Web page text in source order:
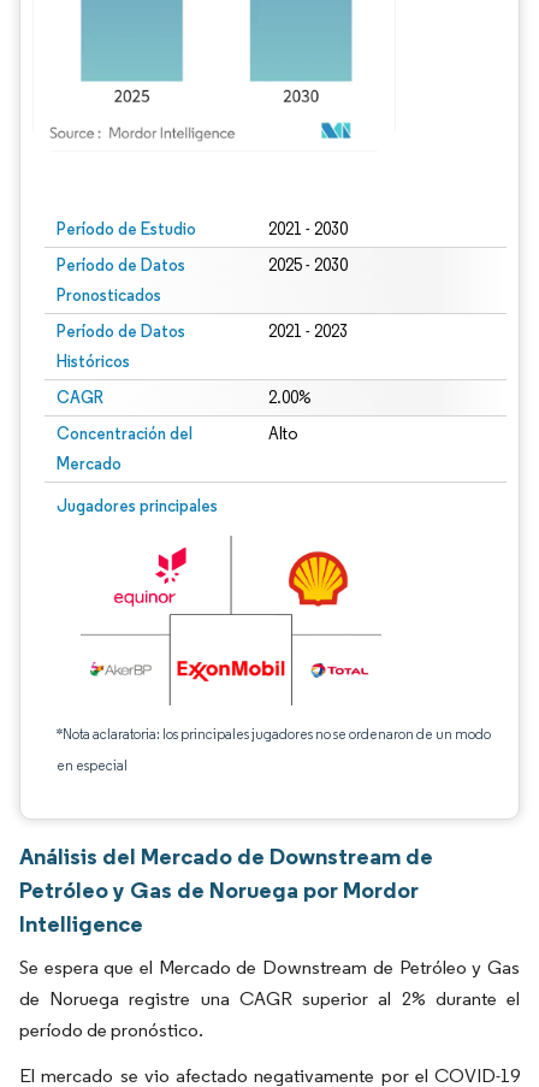
Período de Estudio 2021 - 2030
Período de Datos
Pronosticados
2025 - 2030
Período de Datos
Históricos
2021 - 2023
CAGR 2.00%
Concentración del
Mercado
Alto
Jugadores principales
*Nota aclaratoria: los principales jugadores no se ordenaron de un modo
en especial
Análisis del Mercado de Downstream de
Petróleo y Gas de Noruega por Mordor
Intelligence
Se espera que el Mercado de Downstream de Petróleo y Gas
de Noruega registre una CAGR superior al 2% durante el
período de pronóstico.
El mercado se vio afectado negativamente por el COVID-19